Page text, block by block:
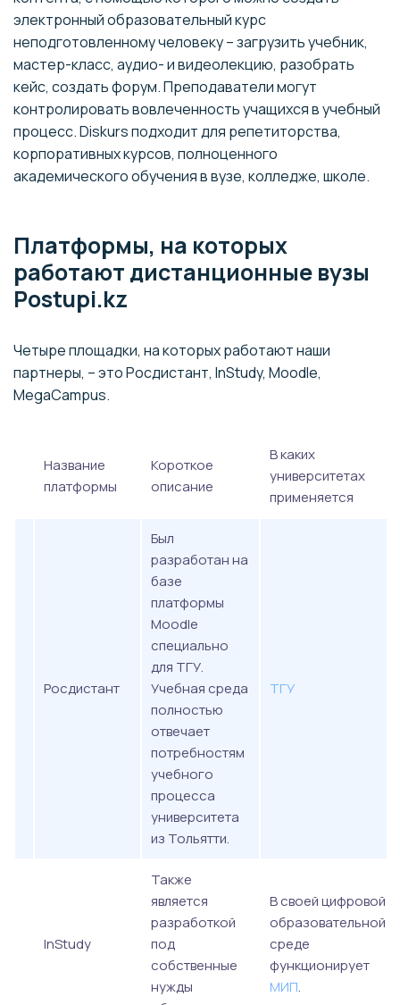
электронный образовательный курс
неподготовленному человеку – загрузить учебник,
мастер-класс, аудио- и видеолекцию, разобрать
кейс, создать форум. Преподаватели могут
контролировать вовлеченность учащихся в учебный
процесс. Diskurs подходит для репетиторства,
корпоративных курсов, полноценного
академического обучения в вузе, колледже, школе.
Платформы, на которых
работают дистанционные вузы
Postupi.kz
Четыре площадки, на которых работают наши
партнеры, – это Росдистант, InStudy, Moodle,
MegaCampus.
Название
платформы
Короткое
описание
В каких
университетах
применяется
Росдистант
Был
разработан на
базе
платформы
Moodle
специально
для ТГУ.
Учебная среда
полностью
отвечает
потребностям
учебного
процесса
университета
из Тольятти.
ТГУ
InStudy
Также
является
разработкой
под
собственные
нужды
В своей цифровой
образовательной
среде
функционирует
МИП.